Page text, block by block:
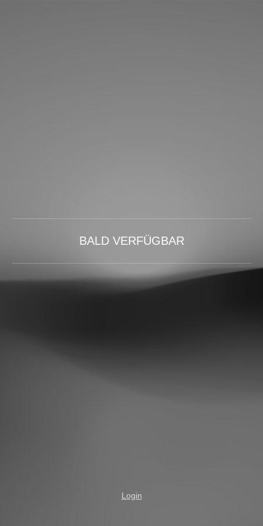
BALD VERFÜGBAR
Login